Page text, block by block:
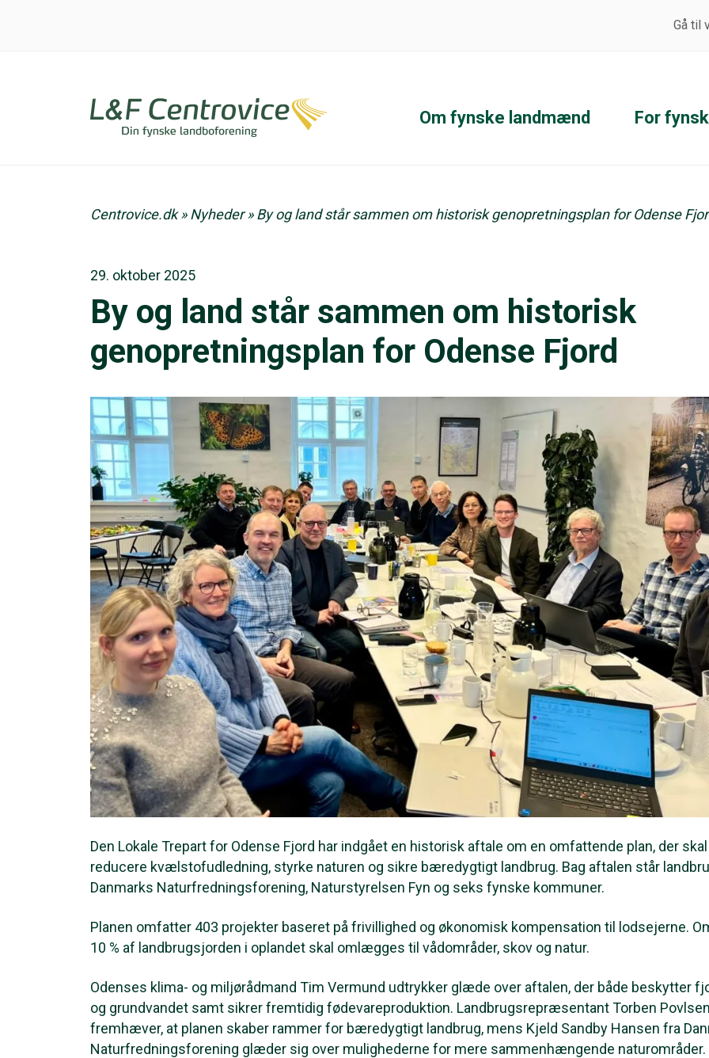
Gå til
Om fynske landmænd For
Centrovice.dk»Nyheder»By og land står sammen om historisk genopretningsplan for Odense
29. oktober 2025
By og land står sammen om historisk
genopretningsplan for Odense Fjord
Den Lokale Trepart for Odense Fjord har indgået en historisk aftale om en omfattende plan, der skal
reducere kvælstofudledning, styrke naturen og sikre bæredygtigt landbrug. Bag aftalen står
Danmarks Naturfredningsforening, Naturstyrelsen Fyn og seks fynske kommuner.
Planen omfatter 403 projekter baseret på frivillighed og økonomisk kompensation til lodsejerne.
10 % af landbrugsjorden i oplandet skal omlægges til vådområder, skov og natur.
Odenses klima- og miljørådmand Tim Vermund udtrykker glæde over aftalen, der både beskytter
og grundvandet samt sikrer fremtidig fødevareproduktion. Landbrugsrepræsentant Torben
fremhæver, at planen skaber rammer for bæredygtigt landbrug, mens Kjeld Sandby Hansen fra
Naturfredningsforening glæder sig over mulighederne for mere sammenhængende naturområder.